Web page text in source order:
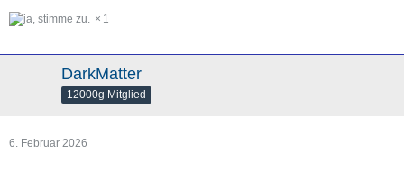
1
DarkMatter
12000g Mitglied
6. Februar 2026